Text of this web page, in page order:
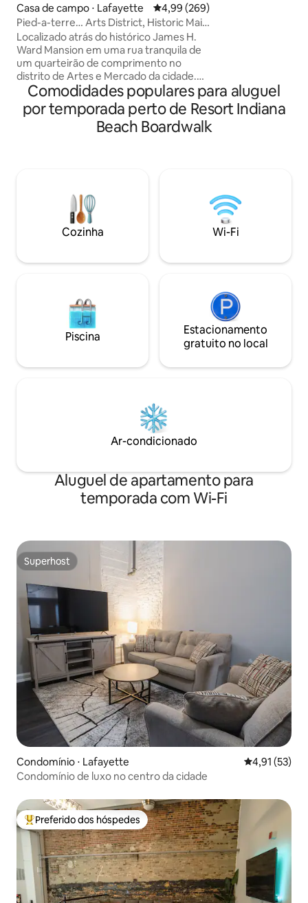
Casa de campo ⋅ Lafayette 4,99 de uma avaliação média de
4,99 (269)
Pied-a-terre… Arts District, Historic Main
e Purdue
Localizado atrás do histórico James H.
Ward Mansion em uma rua tranquila de
um quarteirão de comprimento no
distrito de Artes e Mercado da cidade.
....830 pés quadrados com loft (quarto
espaçoso e estúdio). As comodidades
incluem Internet de fibra óptica de alta
velocidade, TV 4K de 50 polegadas,
esquina dos excelentes restaurantes da
Main Street, cafeterias e uma adega... e
a 1,6 km do campus de Purdue!!
Estacione gratuitamente a poucos
da rua
e tranquilidade,
perto de
Comodidades populares para aluguel
por temporada perto de Resort Indiana
Beach Boardwalk
Cozinha Wi-Fi
Piscina
Estacionamento
gratuito no local
Ar-condicionado
Aluguel de apartamento para
temporada com Wi-Fi
Superhost
Superhost
Condomínio ⋅ Lafayette 4,91 de uma
4,91 (53)
Condomínio de luxo no centro da cidade
Entre os melhores preferidos dos hóspedes
Preferido dos hóspedes